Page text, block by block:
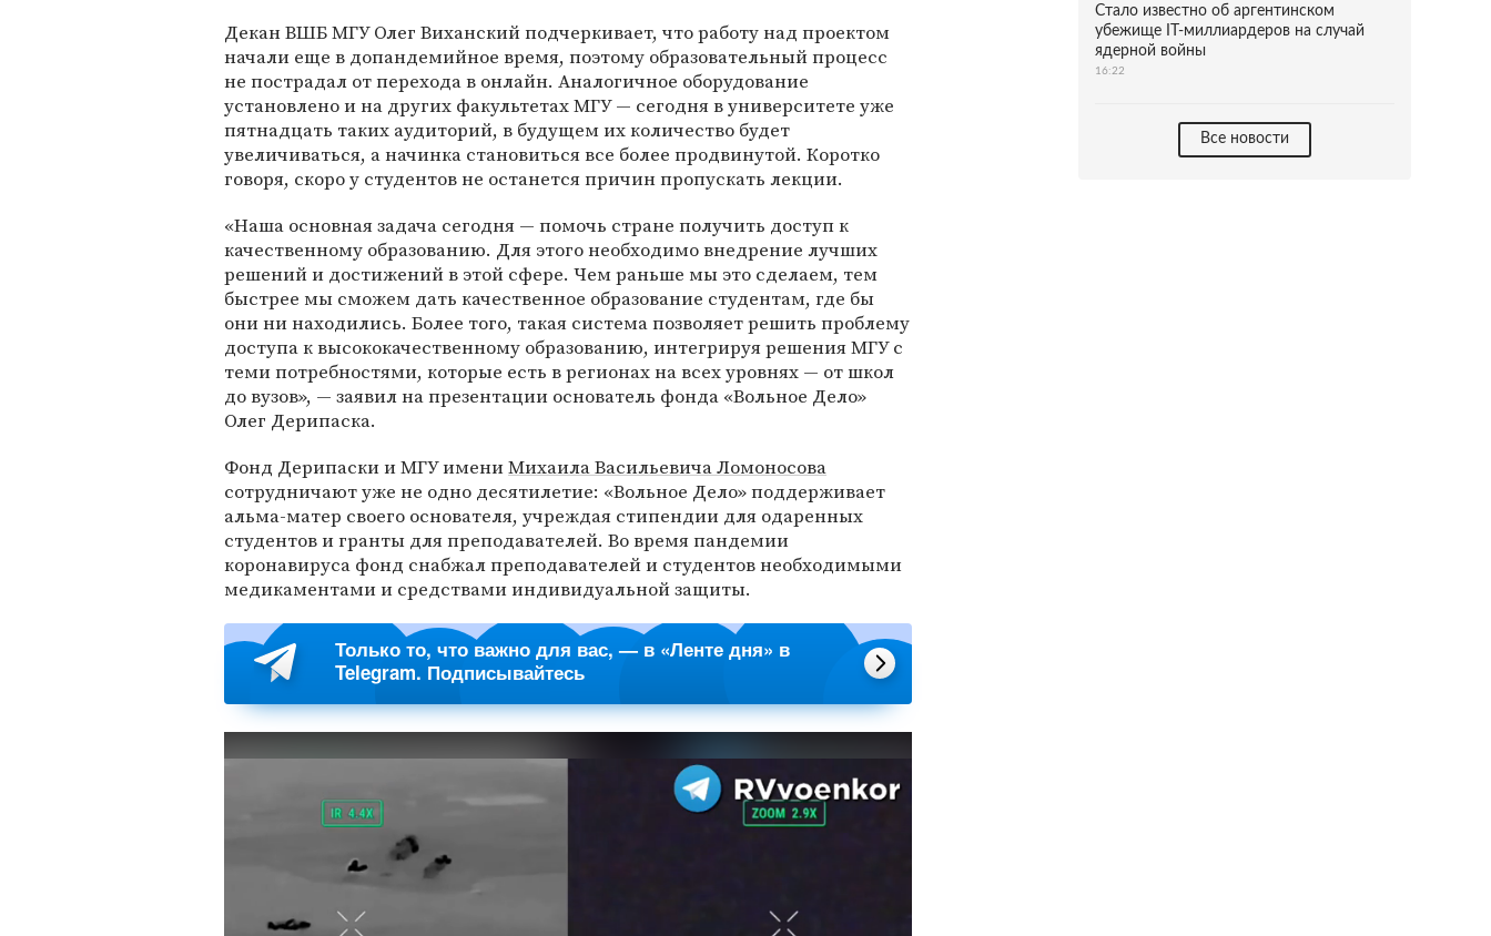
Декан ВШБ МГУ Олег Виханский подчеркивает, что работу над проектом
начали еще в допандемийное время, поэтому образовательный процесс
не пострадал от перехода в онлайн. Аналогичное оборудование
установлено и на других факультетах МГУ — сегодня в университете уже
пятнадцать таких аудиторий, в будущем их количество будет
увеличиваться, а начинка становиться все более продвинутой. Коротко
говоря, скоро у студентов не останется причин пропускать лекции.
«Наша основная задача сегодня — помочь стране получить доступ к
качественному образованию. Для этого необходимо внедрение лучших
решений и достижений в этой сфере. Чем раньше мы это сделаем, тем
быстрее мы сможем дать качественное образование студентам, где бы
они ни находились. Более того, такая система позволяет решить проблему
доступа к высококачественному образованию, интегрируя решения МГУ с
теми потребностями, которые есть в регионах на всех уровнях — от школ
до вузов», — заявил на презентации основатель фонда «Вольное Дело»
Олег Дерипаска.
Фонд Дерипаски и МГУ имениМихаила Васильевича Ломоносова
сотрудничают уже не одно десятилетие: «Вольное Дело» поддерживает
альма-матер своего основателя, учреждая стипендии для одаренных
студентов и гранты для преподавателей. Во время пандемии
коронавируса фонд снабжал преподавателей и студентов необходимыми
медикаментами и средствами индивидуальной защиты.
Только то, что важно для вас, — в «Ленте дня» в
Telegram. Подписывайтесь
Стало известно об аргентинском
убежище IT-миллиардеров на случай
ядерной войны
16:22
Все новости